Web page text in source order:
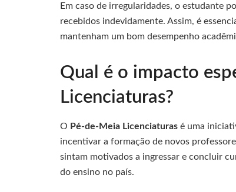
Em caso de irregularidades, o estudante
recebidos indevidamente. Assim, é
mantenham um bom desempenho
Qual é o impacto
Licenciaturas?
O Pé-de-Meia Licenciaturas é uma
incentivar a formação de novos
sintam motivados a ingressar e concluir
do ensino no país.